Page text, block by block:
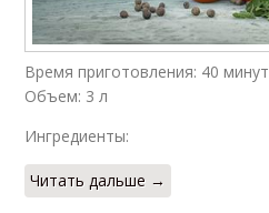
Время приготовления: 40 минут
Объем: 3 л
Ингредиенты:
Читать дальше →